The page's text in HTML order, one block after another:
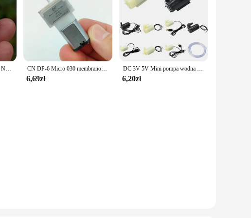
DC 3V 300mmHg mała Mini N20 pompa powietrze silnikowe mikro membrana pompa wspomagająca tlenu DIY akwarium Monitor ciśnienia krwi CN DP-6 Micro 030 membranowa pompa wodna silnika DC 3V 3.7V 5V mała Mini samozasysająca pompa wodna pompa cieczy
6,69zł
DC 3V 5V Mini pompa wodna z elastyczną rurką Przenośna zatapialna pompa wodna Cicha do akwarium Fontanna Akwarium Ogród
6,20zł